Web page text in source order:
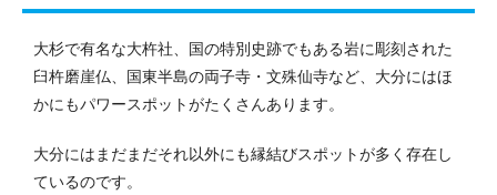
大杉で有名な大杵社、国の特別史跡でもある岩に彫刻された
臼杵磨崖仏、国東半島の両子寺・文殊仙寺など、大分にはほ
かにもパワースポットがたくさんあります。
大分にはまだまだそれ以外にも縁結びスポットが多く存在し
ているのです。